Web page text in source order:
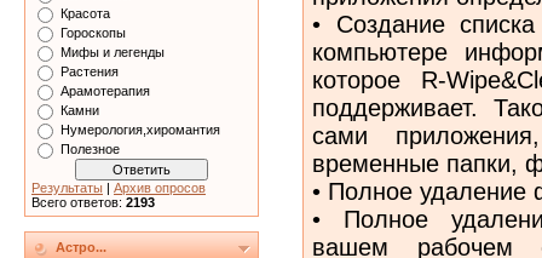
Красота
Гороскопы
Мифы и легенды
Растения
Арамотерапия
Камни
Нумерология,хиромантия
Полезное
Результаты | Архив опросов
Всего ответов: 2193
Астро...
• Создание
компьютере
которое R-
поддерживает.
сами
временные папки,
• Полное удаление
• Полное
вашем рабочем